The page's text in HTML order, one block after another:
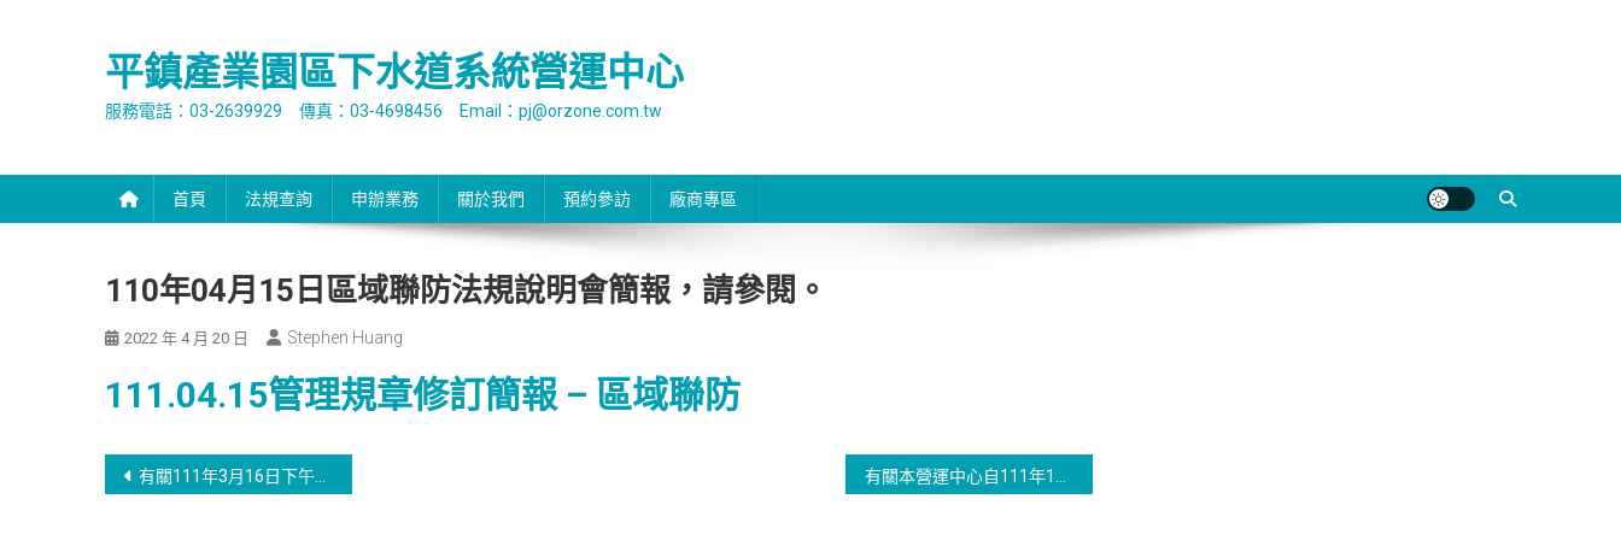
平鎮產業園區下水道系統營運中心
服務電話：03-2639929 傳真：03-4698456 Email：pj@orzone.com.tw
首頁 法規查詢 申辦業務 關於我們 預約參訪 廠商專區
110年04月15日區域聯防法規說明會簡報，請參閱。
2022 年 4 月 20 日 Stephen Huang
111.04.15管理規章修訂簡報 – 區域聯防
文有關111年3月16日下午2時召開之「聯接文件申請填寫說明會」簡報請參閱附件